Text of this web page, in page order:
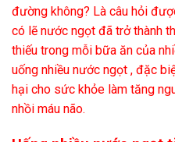
đường không? Là câu hỏi
có lẽ nước ngọt đã trở thành
thiếu trong mỗi bữa ăn của
uống nhiều nước ngọt , đặc
hại cho sức khỏe làm tăng
nhồi máu não.